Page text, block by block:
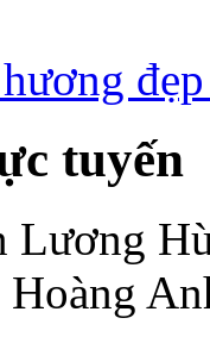
tuyến
Lương
Hoàng